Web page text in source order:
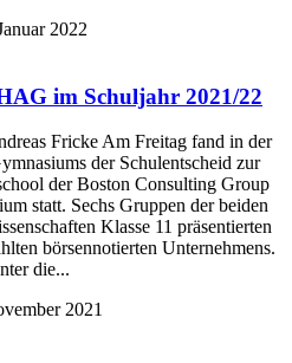
2022
im Schuljahr 2021/22
Fricke Am Freitag fand in der
der Schulentscheid zur
der Boston Consulting Group
statt. Sechs Gruppen der beiden
Klasse 11 präsentierten
börsennotierten Unternehmens.
die...
2021